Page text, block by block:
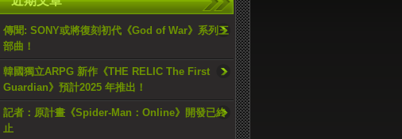
傳聞: SONY或將復刻初代《God of War》系列三
部曲！
韓國獨立ARPG 新作《THE RELIC The First
Guardian》預計2025 年推出！
記者：原計畫《Spider-Man：Online》開發已終
止